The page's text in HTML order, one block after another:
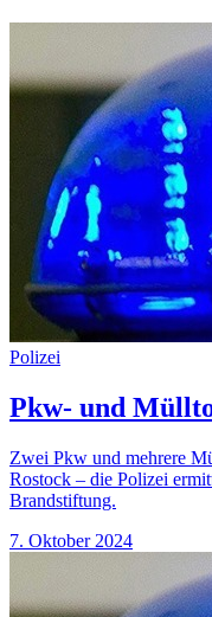
Polizei
Pkw- und
Zwei Pkw und mehrere
Rostock – die Polizei
Brandstiftung.
7. Oktober 2024